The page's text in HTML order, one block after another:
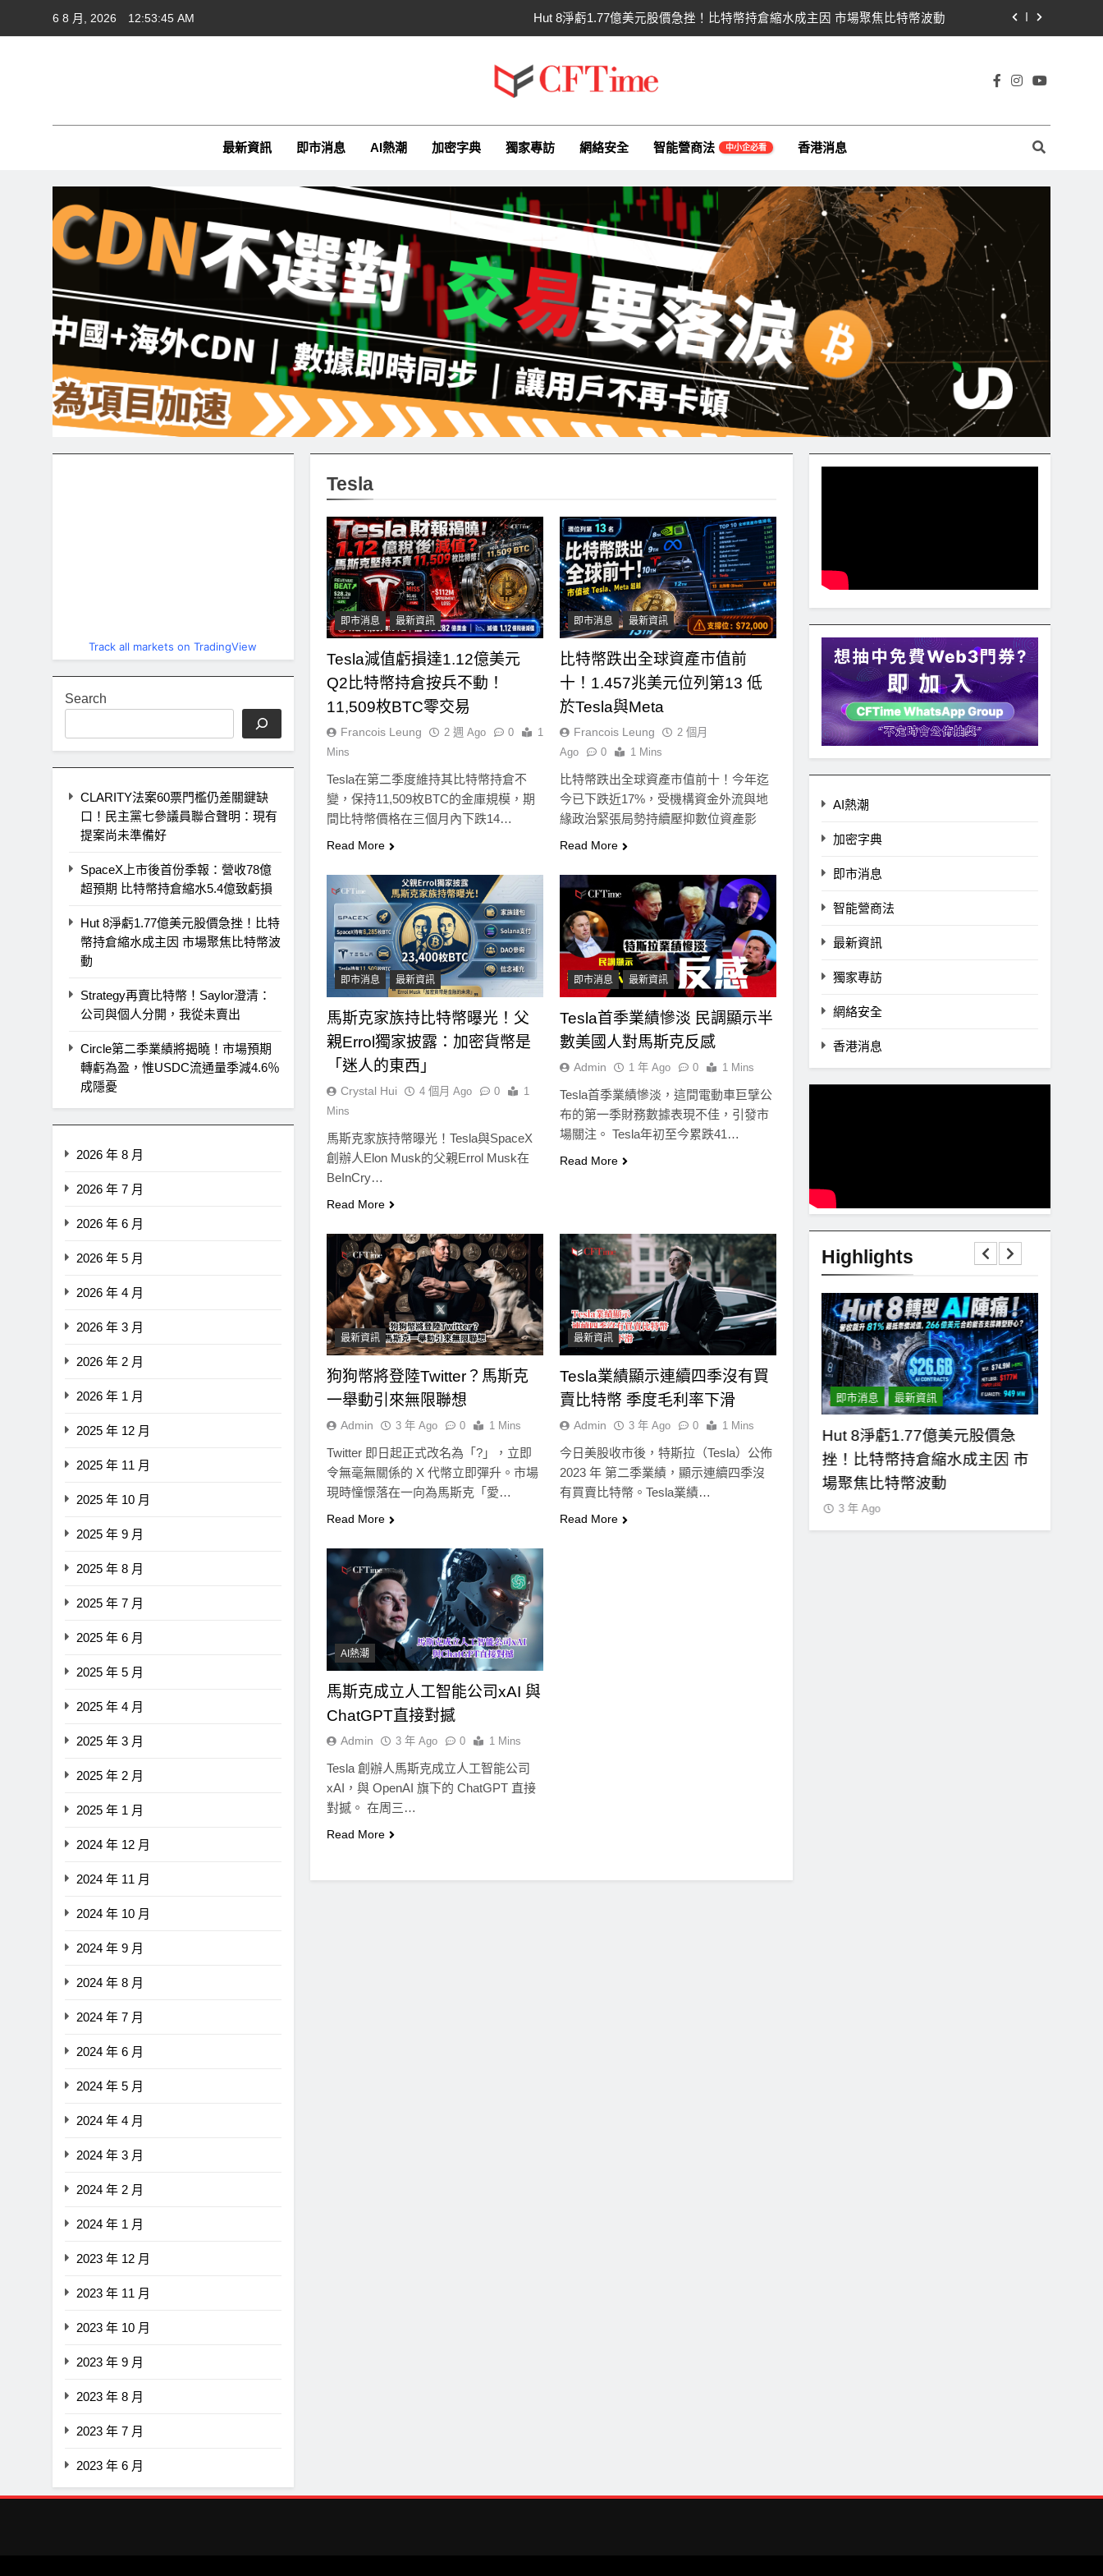
6 8 月, 2026 12:53:45 AM Hut 8淨虧1.77億美元股價急挫！比特幣持倉縮水成主因 市場聚焦比特幣波動
CLARITY法案60票門檻仍差關鍵缺口！民主黨七參議員聯合聲明：現有提案尚未準備好
SpaceX上市後首份季報：營收78億超預期 比特幣持倉縮水5.4億致虧損
Strategy再賣比特幣！Saylor澄清：公司與個人分開，我從未賣出
Cftime.io
CFTime與你一同探索有關AI（ChatGPT）、區塊鏈、NFT、加密貨幣、元宇宙及金融科技FinTech等資訊。
最新資訊
即市消息 AI熱潮 加密字典 獨家專訪 網絡安全 智能營商法 中小企必看 香港消息
Track all markets on TradingView
Search
CLARITY法案60票門檻仍差關鍵缺
口！民主黨七參議員聯合聲明：現有
提案尚未準備好
SpaceX上市後首份季報：營收78億
超預期 比特幣持倉縮水5.4億致虧損
Hut 8淨虧1.77億美元股價急挫！比特
幣持倉縮水成主因 市場聚焦比特幣波
動
Strategy再賣比特幣！Saylor澄清：
公司與個人分開，我從未賣出
Circle第二季業績將揭曉！市場預期
轉虧為盈，惟USDC流通量季減4.6％
成隱憂
2026 年 8 月
2026 年 7 月
2026 年 6 月
2026 年 5 月
2026 年 4 月
2026 年 3 月
2026 年 2 月
2026 年 1 月
2025 年 12 月
2025 年 11 月
2025 年 10 月
2025 年 9 月
2025 年 8 月
2025 年 7 月
2025 年 6 月
2025 年 5 月
2025 年 4 月
2025 年 3 月
2025 年 2 月
2025 年 1 月
2024 年 12 月
2024 年 11 月
2024 年 10 月
2024 年 9 月
2024 年 8 月
2024 年 7 月
2024 年 6 月
2024 年 5 月
2024 年 4 月
2024 年 3 月
2024 年 2 月
2024 年 1 月
2023 年 12 月
2023 年 11 月
2023 年 10 月
2023 年 9 月
2023 年 8 月
2023 年 7 月
2023 年 6 月
Tesla
即市消息 最新資訊
Tesla減值虧損達1.12億美元
Q2比特幣持倉按兵不動！
11,509枚BTC零交易
Francois Leung 2 週 Ago 0
1
Mins
Tesla在第二季度維持其比特幣持倉不
變，保持11,509枚BTC的金庫規模，期
間比特幣價格在三個月內下跌14…
Read More
即市消息 最新資訊
比特幣跌出全球資產市值前
十！1.457兆美元位列第13 低
於Tesla與Meta
Francois Leung
2 個月
Ago
0 1 Mins
比特幣跌出全球資產市值前十！今年迄
今已下跌近17%，受機構資金外流與地
緣政治緊張局勢持續壓抑數位資產影
響。根據…
Read More
即市消息 最新資訊
馬斯克家族持比特幣曝光！父
親Errol獨家披露：加密貨幣是
「迷人的東西」
Crystal Hui 4 個月 Ago 0
1
Mins
馬斯克家族持幣曝光！Tesla與SpaceX
創辦人Elon Musk的父親Errol Musk在
BeInCry…
Read More
即市消息 最新資訊
Tesla首季業績慘淡 民調顯示半
數美國人對馬斯克反感
Admin 1 年 Ago 0 1 Mins
Tesla首季業績慘淡，這間電動車巨擘公
布的第一季財務數據表現不佳，引發市
場關注。 Tesla年初至今累跌41…
Read More
最新資訊
狗狗幣將登陸Twitter？馬斯克
一舉動引來無限聯想
Admin 3 年 Ago 0 1 Mins
Twitter 即日起正式改名為「?」，立即
令無毫無關係的 X 代幣立即彈升。市場
現時憧憬落在一向為馬斯克「愛…
Read More
最新資訊
Tesla業績顯示連續四季沒有買
賣比特幣 季度毛利率下滑
Admin 3 年 Ago 0 1 Mins
今日美股收市後，特斯拉（Tesla）公佈
2023 年 第二季業績，顯示連續四季沒
有買賣比特幣。Tesla業績…
Read More
AI熱潮
馬斯克成立人工智能公司xAI 與
ChatGPT直接對撼
Admin 3 年 Ago 0 1 Mins
Tesla 創辦人馬斯克成立人工智能公司
xAI，與 OpenAI 旗下的 ChatGPT 直接
對撼。 在周三…
Read More
AI熱潮
加密字典
即市消息
智能營商法
最新資訊
獨家專訪
網絡安全
香港消息
Highlights
Strategy再賣比特幣！Saylor澄
清：公司與個人分開，我從未
即市消息 最新資訊
CLARITY法案60票門檻仍差關
鍵缺口！民主黨七參議員聯合
聲明：現有提案尚未準備好
即市消息 最新資訊
SpaceX上市後首份季報：營收
78億超預期 比特幣持倉縮水5.4
億致虧損
即市消息 最新資訊
Hut 8淨虧1.77億美元股價急
挫！比特幣持倉縮水成主因 市
場聚焦比特幣波動
3 年 Ago